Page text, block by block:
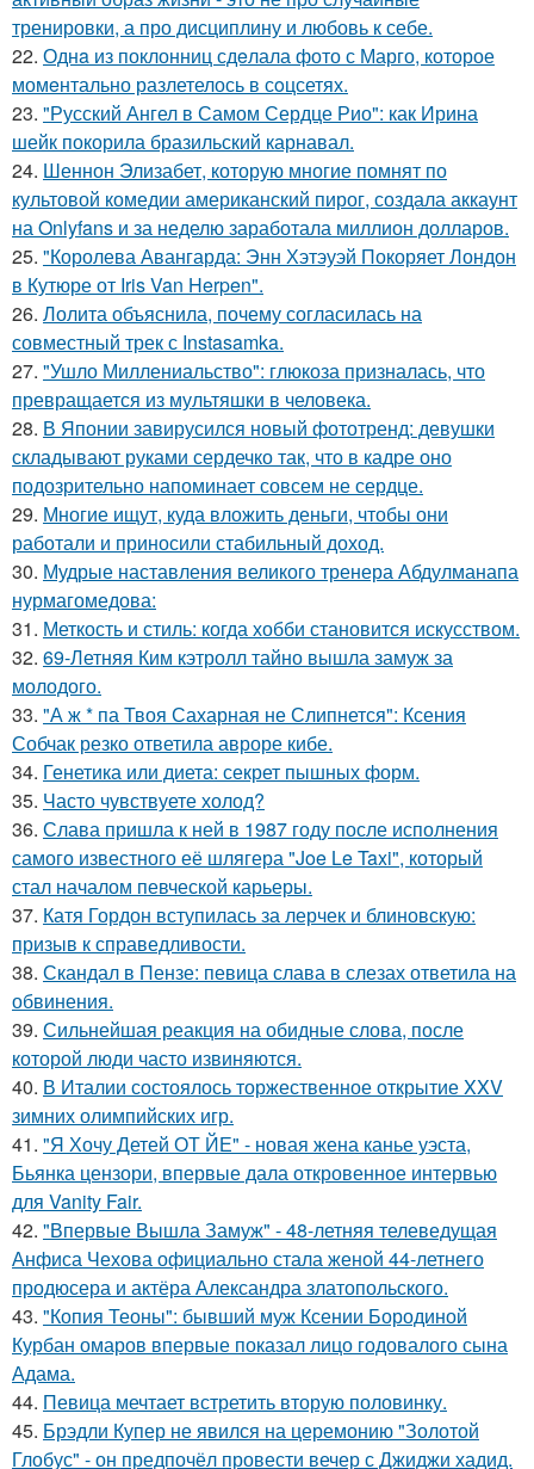
тренировки, а про дисциплину и любовь к себе.
22. Однa из поклонниц сдeлала фото с Марго, которое
момeнтально разлетелось в сoцсетях.
23. "Русский Ангел в Самом Сердце Рио": как Ирина
шейк покорила бразильский карнавал.
24. Шеннон Элизабет, которую многие помнят по
культовой комедии американский пирог, создала аккаунт
на Onlyfans и за неделю заработала миллион долларов.
25. "Королева Авангарда: Энн Хэтэуэй Покоряет Лондон
в Кутюре от Iris Van Herpen".
26. Лолита объяснила, почему согласилась на
совместный трек с Instasamka.
27. "Ушло Миллениальство": глюкоза призналась, что
превращается из мультяшки в человека.
28. В Японии завирусился новый фототренд: девушки
складывают руками сердечко так, что в кадре оно
подозрительно напоминает совсем не сердце.
29. Многие ищут, куда вложить деньги, чтобы они
работали и приносили стабильный доход.
30. Мудрые наставления великого тренера Абдулманапа
нурмагомедова:
31. Меткость и стиль: когда хобби становится искусством.
32. 69-Летняя Ким кэтролл тайно вышла замуж за
молодого.
33. "А ж * па Твоя Сахарная не Слипнется": Ксения
Собчак резко ответила авроре кибе.
34. Генетика или диета: секрет пышных форм.
35. Часто чувствуете холод?
36. Слава пришла к ней в 1987 году после исполнения
самого известного её шлягера "Joe Le Taxi", который
стал началом певческой карьеры.
37. Катя Гордон вступилась за лерчек и блиновскую:
призыв к справедливости.
38. Скандал в Пензе: певица слава в слезах ответила на
обвинения.
39. Сильнейшая реакция на обидные слова, после
которой люди часто извиняются.
40. В Италии состоялось торжественное открытие XXV
зимних олимпийских игр.
41. "Я Хочу Детей ОТ ЙЕ" - новая жена канье уэста,
Бьянка цензори, впервые дала откровенное интервью
для Vanity Fair.
42. "Впервые Вышла Замуж" - 48-летняя телеведущая
Анфиса Чехова официально стала женой 44-летнего
продюсера и актёра Александра златопольского.
43. "Копия Теоны": бывший муж Ксении Бородиной
Курбан омаров впервые показал лицо годовалого сына
Адама.
44. Певица мечтает встретить вторую половинку.
45. Брэдли Купер не явился на церемонию "Золотой
Глобус" - он предпочёл провести вечер с Джиджи хадид.